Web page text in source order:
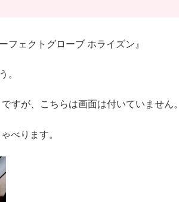
フェクトグローブ ホライズン』
。
すが、こちらは画面は付いていません。
べります。